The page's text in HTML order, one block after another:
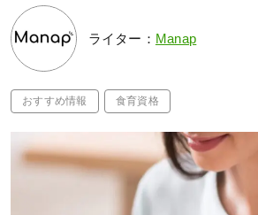
ライター： Manap
おすすめ情報 食育資格